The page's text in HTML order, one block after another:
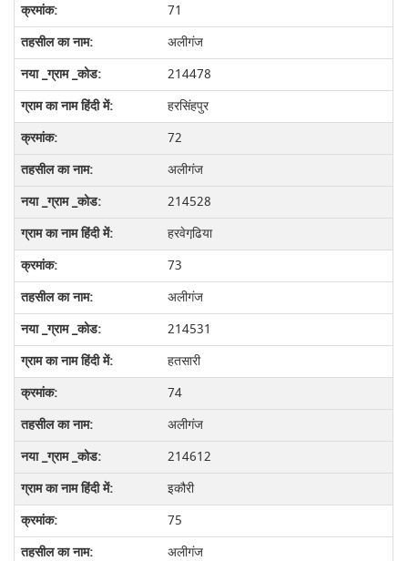
71
अलीगंज
214478
हरसिंहपुर
72
अलीगंज
214528
हरवेगढि़या
73
अलीगंज
214531
हतसारी
74
अलीगंज
214612
इकौरी
75
अलीगंज